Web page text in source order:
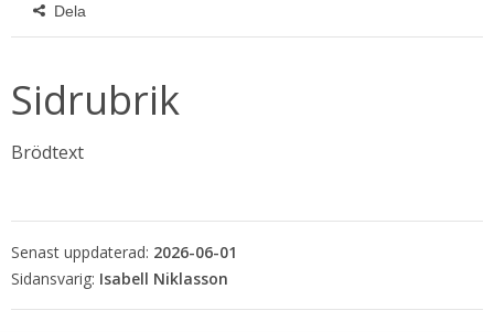
Dela
Sidrubrik
Brödtext
Senast uppdaterad: 2026-06-01
Isabell Niklasson